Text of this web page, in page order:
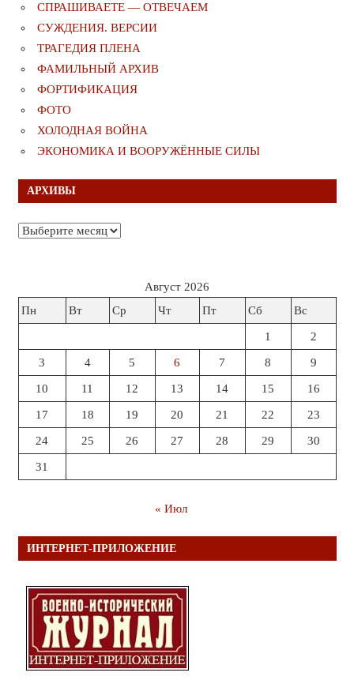
СПРАШИВАЕТЕ — ОТВЕЧАЕМ
СУЖДЕНИЯ. ВЕРСИИ
ТРАГЕДИЯ ПЛЕНА
ФАМИЛЬНЫЙ АРХИВ
ФОРТИФИКАЦИЯ
ФОТО
ХОЛОДНАЯ ВОЙНА
ЭКОНОМИКА И ВООРУЖЁННЫЕ СИЛЫ
АРХИВЫ
Архивы
Август 2026
Пн
Вт Ср Чт Пт Сб Вс
1 2
3 4 5 6 7 8 9
10 11 12 13 14 15 16
17 18 19 20 21 22 23
24 25 26 27 28 29 30
31
« Июл
ИНТЕРНЕТ-ПРИЛОЖЕНИЕ